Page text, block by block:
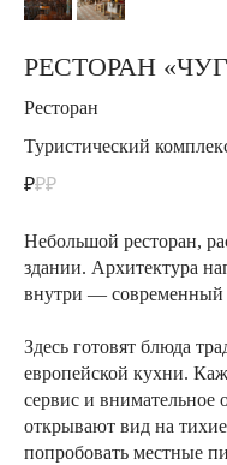
РЕСТОРАН
Ресторан
Туристический
₽₽₽
Небольшой ресторан,
здании. Архитектура
внутри — современный
Здесь готовят блюда
европейской кухни.
сервис и
открывают вид на
попробовать местные